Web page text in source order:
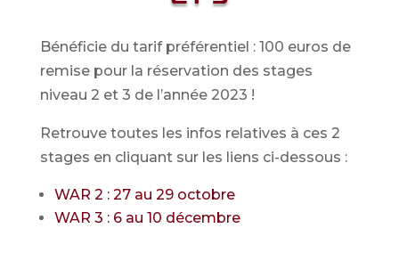
Bénéficie du tarif préférentiel : 100 euros de
remise pour la réservation des stages
niveau 2 et 3 de l’année 2023 !
Retrouve toutes les infos relatives à ces 2
stages en cliquant sur les liens ci-dessous :
WAR 2 : 27 au 29 octobre
WAR 3 : 6 au 10 décembre